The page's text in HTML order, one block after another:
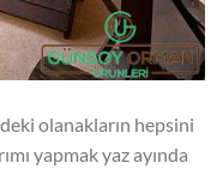
olanakların hepsini
yapmak yaz ayında